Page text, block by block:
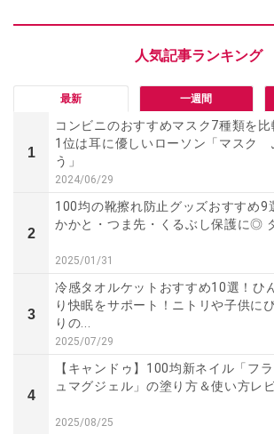
最新 一週間
1
コンビニのおすすめマスク7種類を比
1位は耳に優しいローソン「マスク
う」
2024/06/29
2
100均の靴擦れ防止グッズおすすめ9
かかと・つま先・くるぶし保護に◎
2025/01/31
3
冷感タオルケットおすすめ10選！ひ
り快眠をサポート！ニトリや子供に
りの...
2025/07/29
4
【キャンドゥ】100均新ネイル「フ
ュマグジェル」の塗り方＆使い方レ
2025/08/25